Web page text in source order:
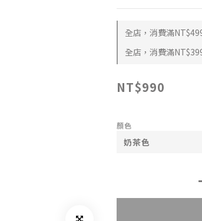
全店，消費滿
全店，消費滿
NT$990
顏色